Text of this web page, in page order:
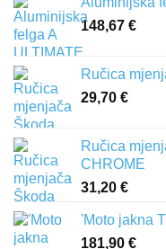
148,67 €
Ručica
29,70 €
Ručica
CHROME
31,20 €
'Moto jakna
181,90 €